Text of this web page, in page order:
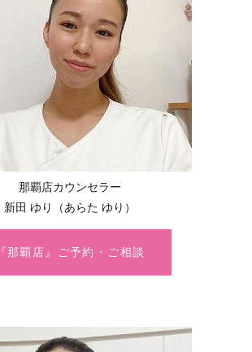
那覇店カウンセラー
新田 ゆり（あらた ゆり）
『那覇店』ご予約・ご相談